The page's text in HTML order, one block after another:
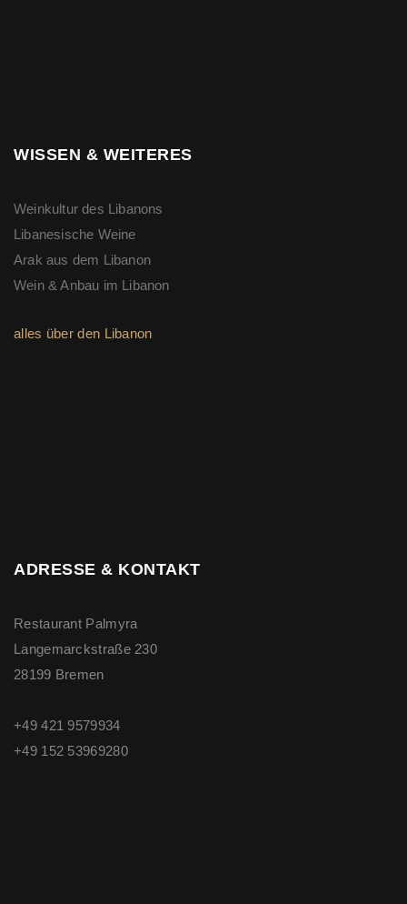
WISSEN & WEITERES
Weinkultur des Libanons
Libanesische Weine
Arak aus dem Libanon
Wein & Anbau im Libanon
alles über den Libanon
ADRESSE & KONTAKT
Restaurant Palmyra
Langemarckstraße 230
28199 Bremen
+49 421 9579934
+49 ‭152 53969280‬